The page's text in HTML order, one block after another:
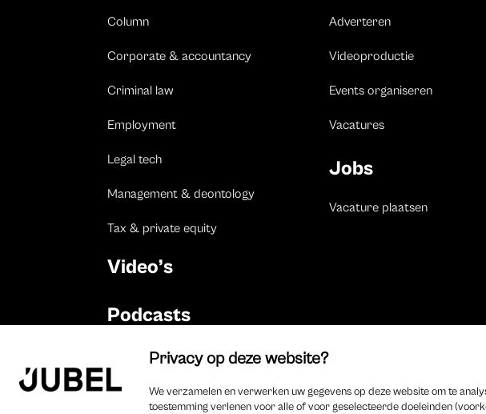
Column
Corporate & accountancy
Criminal law
Employment
Legal tech
Management & deontology
Tax & private equity
Video’s
Podcasts
Adverteren
Videoproductie
Events organiseren
Vacatures
Jobs
Vacature plaatsen